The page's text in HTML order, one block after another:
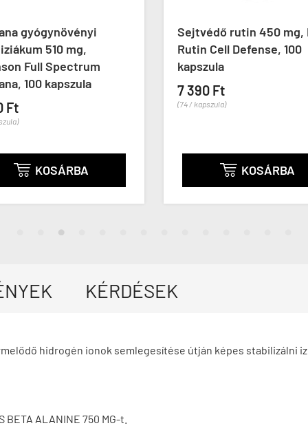
gyógynövényi
510 mg,
Full Spectrum
100 kapszula
Ft
 KOSÁRBA
Sejtvédő rutin 450 mg,
Rutin Cell Defense, 100
kapszula
7 390 Ft
(74 / kapszula)
 KOSÁRBA
KÉRDÉSEK
hidrogén ionok semlegesítése útján képes stabilizálni
BETA ALANINE 750 MG-t.